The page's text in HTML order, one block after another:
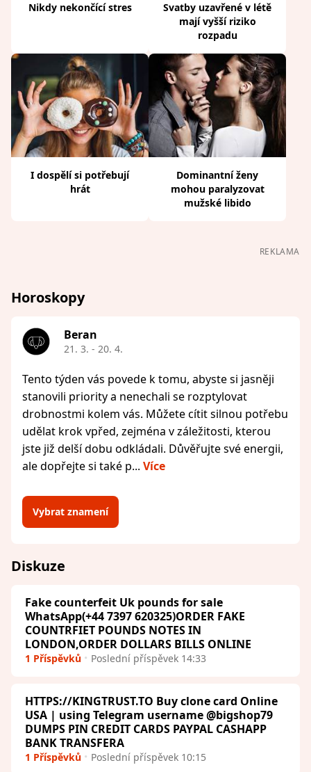
Nikdy nekončící stres
Svatby uzavřené v létě
mají vyšší riziko
rozpadu
I dospělí si potřebují
hrát
Dominantní ženy
mohou paralyzovat
mužské libido
REKLAMA
Horoskopy
Beran
21. 3. - 20. 4.
Tento týden vás povede k tomu, abyste si jasněji
stanovili priority a nenechali se rozptylovat
drobnostmi kolem vás. Můžete cítit silnou potřebu
udělat krok vpřed, zejména v záležitosti, kterou
jste již delší dobu odkládali. Důvěřujte své energii,
ale dopřejte si také p... Více
Vybrat znamení
Diskuze
Fake counterfeit Uk pounds for sale
WhatsApp(+44 7397 620325)ORDER FAKE
COUNTRFIET POUNDS NOTES IN
LONDON,ORDER DOLLARS BILLS ONLINE
1 Příspěvků Poslední příspěvek 14:33
HTTPS://KINGTRUST.TO Buy clone card Online
USA | using Telegram username @bigshop79
DUMPS PIN CREDIT CARDS PAYPAL CASHAPP
BANK TRANSFERA
1 Příspěvků Poslední příspěvek 10:15